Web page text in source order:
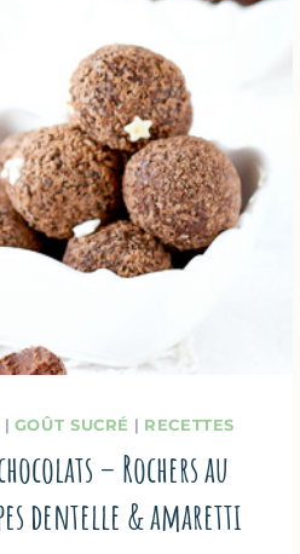
| GOÛT SUCRÉ | RECETTES
– Rochers au
dentelle & amaretti